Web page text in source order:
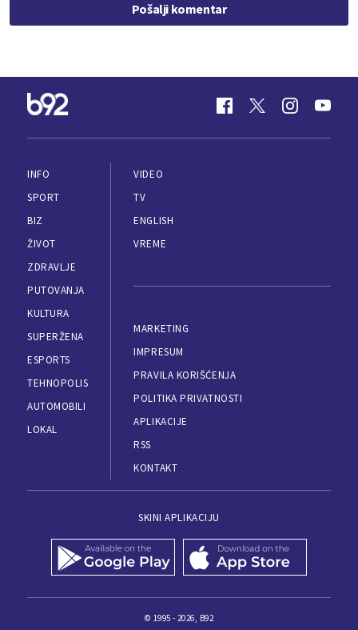
Pošalji komentar
INFO
SPORT
BIZ
ŽIVOT
ZDRAVLJE
PUTOVANJA
KULTURA
SUPERŽENA
ESPORTS
TEHNOPOLIS
AUTOMOBILI
LOKAL
VIDEO
TV
ENGLISH
VREME
MARKETING
IMPRESUM
PRAVILA KORIŠĆENJA
POLITIKA PRIVATNOSTI
APLIKACIJE
RSS
KONTAKT
SKINI APLIKACIJU
© 1995 - 2026, B92